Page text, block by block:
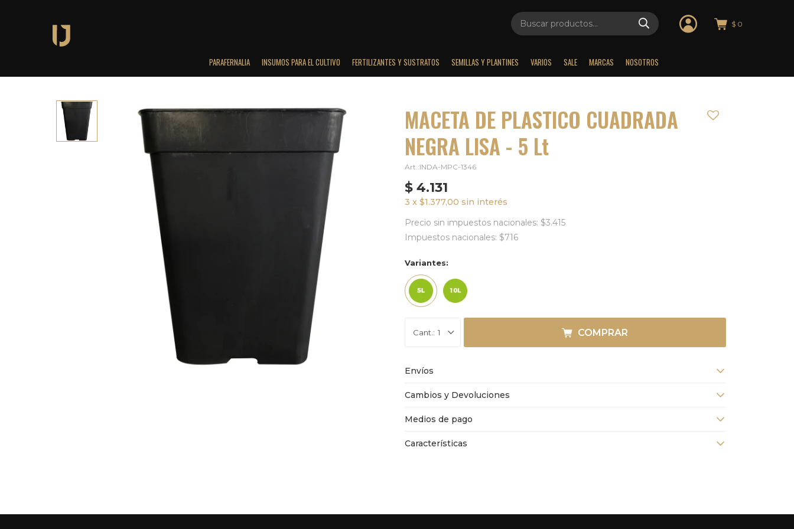
PARAFERNALIA INSUMOS PARA EL CULTIVO FERTILIZANTES Y SUSTRATOS SEMILLAS Y PLANTINES VARIOS SALE MARCAS NOSOTROS
$ 0
MACETA DE PLASTICO CUADRADA
NEGRA LISA - 5 Lt
INDA-MPC-1346
$ 4.131
3 x $1.377,00 sin interés
Precio sin impuestos nacionales: $3.415
Impuestos nacionales: $716
Variantes:
1 COMPRAR
Envíos
Cambios y Devoluciones
Medios de pago
Características